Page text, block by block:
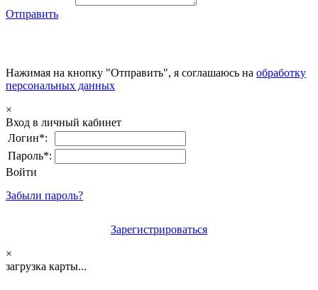
Отправить
Нажимая на кнопку "Отправить", я соглашаюсь на обработку
персональных данных
×
Вход в личный кабинет
Логин*:
Пароль*:
Войти
Забыли пароль?
Зарегистрироваться
×
загрузка карты...